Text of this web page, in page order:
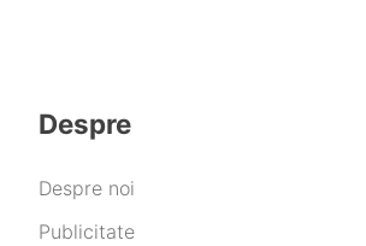
Despre
Despre noi
Publicitate